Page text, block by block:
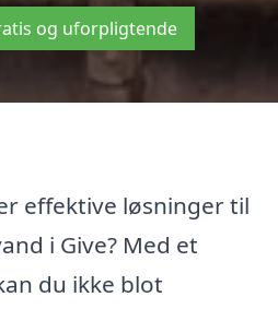
og uforpligtende
effektive løsninger til
i Give? Med et
du ikke blot